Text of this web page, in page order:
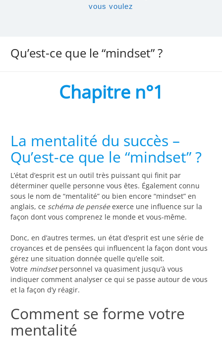
vous voulez
Qu’est-ce que le “mindset” ?
Chapitre n°1
La mentalité du succès –
Qu’est-ce que le “mindset” ?
L’état d’esprit est un outil très puissant qui finit par
déterminer quelle personne vous êtes. Également connu
sous le nom de “mentalité” ou bien encore “mindset” en
anglais, ce schéma de penséeexerce une influence sur la
façon dont vous comprenez le monde et vous-même.
Donc, en d’autres termes, un état d’esprit est une série de
croyances et de pensées qui influencent la façon dont vous
gérez une situation donnée quelle qu’elle soit.
Votre mindsetpersonnel va quasiment jusqu’à vous
indiquer comment analyser ce qui se passe autour de vous
et la façon d’y réagir.
Comment se forme votre
mentalité